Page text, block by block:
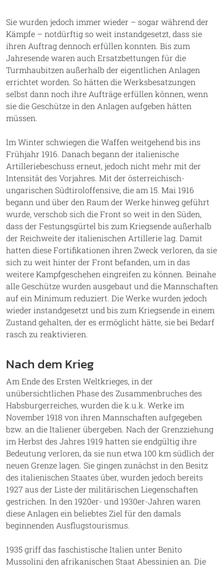
Sie wurden jedoch immer wieder – sogar während der
Kämpfe – notdürftig so weit instandgesetzt, dass sie
ihren Auftrag dennoch erfüllen konnten. Bis zum
Jahresende waren auch Ersatzbettungen für die
Turmhaubitzen außerhalb der eigentlichen Anlagen
errichtet worden. So hätten die Werksbesatzungen
selbst dann noch ihre Aufträge erfüllen können, wenn
sie die Geschütze in den Anlagen aufgeben hätten
müssen.
Im Winter schwiegen die Waffen weitgehend bis ins
Frühjahr 1916. Danach begann der italienische
Artilleriebeschuss erneut, jedoch nicht mehr mit der
Intensität des Vorjahres. Mit der österreichisch-
ungarischen Südtiroloffensive, die am 15. Mai 1916
begann und über den Raum der Werke hinweg geführt
wurde, verschob sich die Front so weit in den Süden,
dass der Festungsgürtel bis zum Kriegsende außerhalb
der Reichweite der italienischen Artillerie lag. Damit
hatten diese Fortifikationen ihren Zweck verloren, da sie
sich zu weit hinter der Front befanden, um in das
weitere Kampfgeschehen eingreifen zu können. Beinahe
alle Geschütze wurden ausgebaut und die Mannschaften
auf ein Minimum reduziert. Die Werke wurden jedoch
wieder instandgesetzt und bis zum Kriegsende in einem
Zustand gehalten, der es ermöglicht hätte, sie bei Bedarf
rasch zu reaktivieren.
Nach dem Krieg
Am Ende des Ersten Weltkrieges, in der
unübersichtlichen Phase des Zusammenbruches des
Habsburgerreiches, wurden die k.u.k. Werke im
November 1918 von ihren Mannschaften aufgegeben
bzw. an die Italiener übergeben. Nach der Grenzziehung
im Herbst des Jahres 1919 hatten sie endgültig ihre
Bedeutung verloren, da sie nun etwa 100 km südlich der
neuen Grenze lagen. Sie gingen zunächst in den Besitz
des italienischen Staates über, wurden jedoch bereits
1927 aus der Liste der militärischen Liegenschaften
gestrichen. In den 1920er- und 1930er-Jahren waren
diese Anlagen ein beliebtes Ziel für den damals
beginnenden Ausflugstourismus.
1935 griff das faschistische Italien unter Benito
Mussolini den afrikanischen Staat Abessinien an. Die